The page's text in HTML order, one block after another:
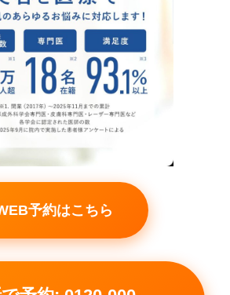
予約はこちら